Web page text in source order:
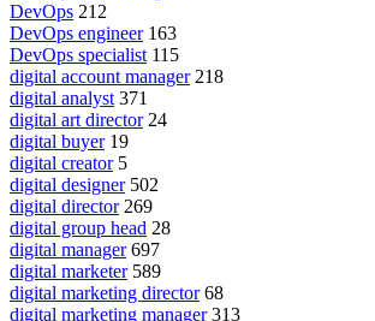
DevOps 212
DevOps engineer 163
DevOps specialist 115
digital account manager 218
digital analyst 371
digital art director 24
digital buyer 19
digital creator 5
digital designer 502
digital director 269
digital group head 28
digital manager 697
digital marketer 589
digital marketing director 68
digital marketing manager 313